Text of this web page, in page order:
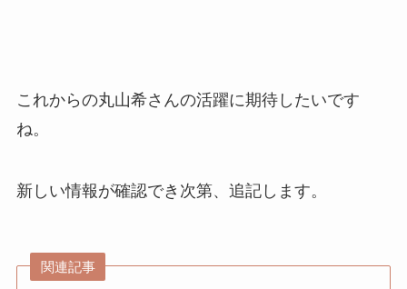
これからの丸山希さんの活躍に期待したいです
ね。
新しい情報が確認でき次第、追記します。
関連記事